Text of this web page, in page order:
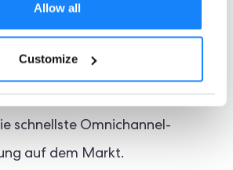
Allow all
Customize
Plattform von ComplyCube
Code-Lösungen, API, mobilen
schnellste Omnichannel-
auf dem Markt.